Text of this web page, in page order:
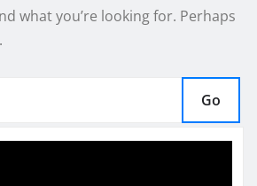
what you’re looking for. Perhaps
Go